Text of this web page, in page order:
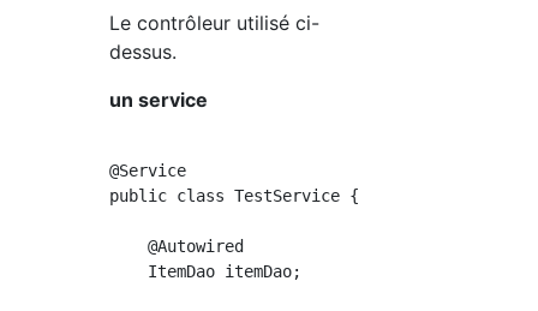
Le contrôleur utilisé ci-
dessus.
un service
@Service
public class TestService {
    @Autowired
    ItemDao itemDao;